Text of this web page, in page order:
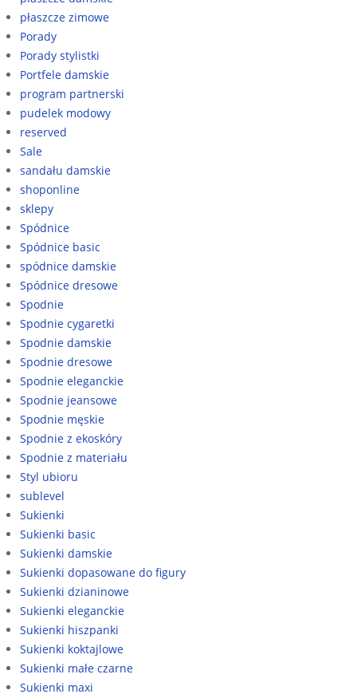
płaszcze zimowe
Porady
Porady stylistki
Portfele damskie
program partnerski
pudelek modowy
reserved
Sale
sandału damskie
shoponline
sklepy
Spódnice
Spódnice basic
spódnice damskie
Spódnice dresowe
Spodnie
Spodnie cygaretki
Spodnie damskie
Spodnie dresowe
Spodnie eleganckie
Spodnie jeansowe
Spodnie męskie
Spodnie z ekoskóry
Spodnie z materiału
Styl ubioru
sublevel
Sukienki
Sukienki basic
Sukienki damskie
Sukienki dopasowane do figury
Sukienki dzianinowe
Sukienki eleganckie
Sukienki hiszpanki
Sukienki koktajlowe
Sukienki małe czarne
Sukienki maxi